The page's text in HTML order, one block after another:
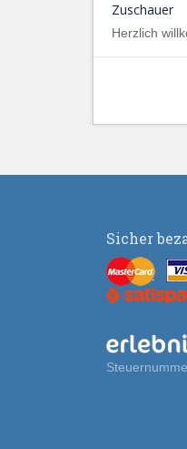
Zuschauer
Herzlich
Sicher